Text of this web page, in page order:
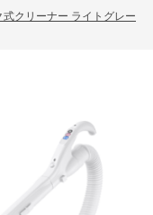
クリーナー ライトグレー